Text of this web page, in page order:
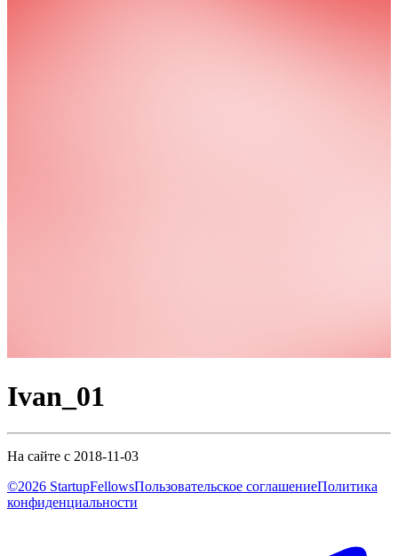
Ivan_01
На сайте с 2018-11-03
©2026 StartupFellowsПользовательское соглашениеПолитика
конфиденциальности